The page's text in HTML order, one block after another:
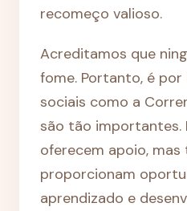
recomeço valioso.
Acreditamos que
fome. Portanto, é
sociais como a
são tão importantes.
oferecem apoio, mas
proporcionam
aprendizado e